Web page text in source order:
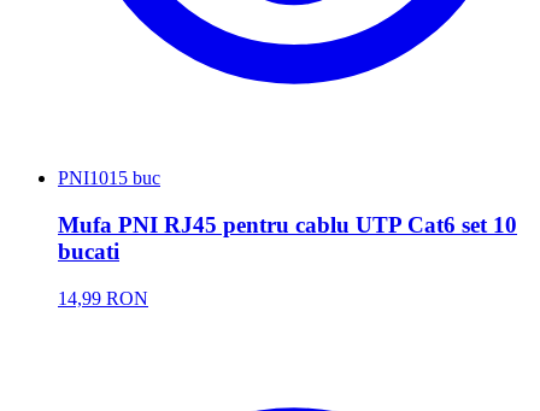
PNI1015 buc
Mufa PNI RJ45 pentru cablu UTP Cat6 set 10
bucati
14,99 RON